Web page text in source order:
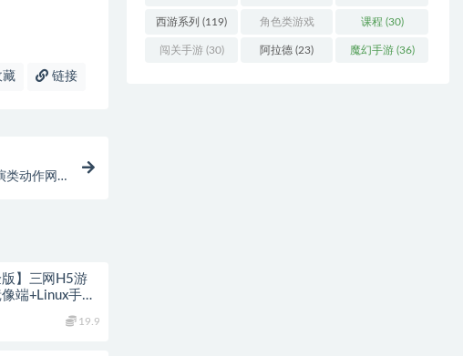
藏 链接
类动作网
】三网H5游
端+Linux手工
19.9
西游系列 (119) 角色类游戏
(306)
课程 (30)
闯关手游(30) 阿拉德 (23) 魔幻手游(36)